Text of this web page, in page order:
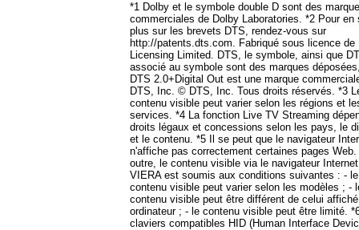
*1 Dolby et le symbole double D sont des
commerciales de Dolby Laboratories. *2 Pour en
plus sur les brevets DTS, rendez-vous sur
http://patents.dts.com. Fabriqué sous licence de
Licensing Limited. DTS, le symbole, ainsi que
associé au symbole sont des marques
DTS 2.0+Digital Out est une marque
DTS, Inc. © DTS, Inc. Tous droits réservés. *3
contenu visible peut varier selon les régions et
services. *4 La fonction Live TV Streaming
droits légaux et concessions selon les pays, le
et le contenu. *5 Il se peut que le navigateur
n'affiche pas correctement certaines pages Web.
outre, le contenu visible via le navigateur Internet
VIERA est soumis aux conditions suivantes : - le
contenu visible peut varier selon les modèles ; -
contenu visible peut être différent de celui
ordinateur ; - le contenu visible peut être limité.
claviers compatibles HID (Human Interface